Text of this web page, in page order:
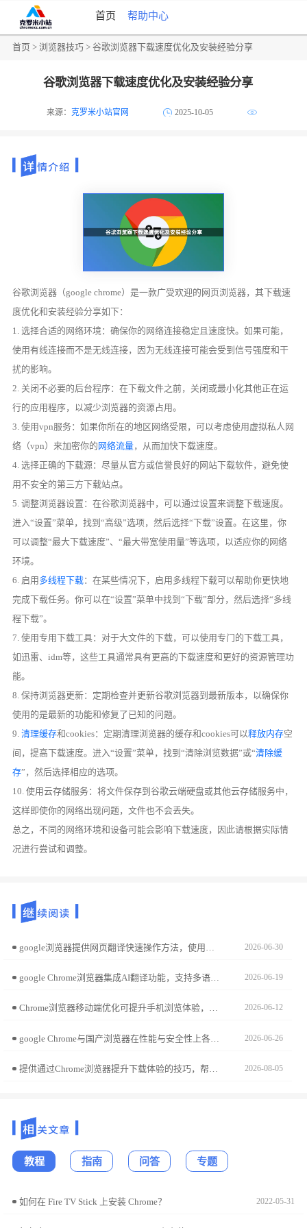
首页 帮助中心
首页 >浏览器技巧 > 谷歌浏览器下载速度优化及安装经验分享
谷歌浏览器下载速度优化及安装经验分享
来源：克罗米小站官网 2025-10-05
谷歌浏览器（google chrome）是一款广受欢迎的网页浏览器，其下载速
度优化和安装经验分享如下：
1. 选择合适的网络环境：确保你的网络连接稳定且速度快。如果可能，
使用有线连接而不是无线连接，因为无线连接可能会受到信号强度和干
扰的影响。
2. 关闭不必要的后台程序：在下载文件之前，关闭或最小化其他正在运
行的应用程序，以减少浏览器的资源占用。
3. 使用vpn服务：如果你所在的地区网络受限，可以考虑使用虚拟私人网
络（vpn）来加密你的 网络流量，从而加快下载速度。
4. 选择正确的下载源：尽量从官方或信誉良好的网站下载软件，避免使
用不安全的第三方下载站点。
5. 调整浏览器设置：在谷歌浏览器中，可以通过设置来调整下载速度。
进入“设置”菜单，找到“高级”选项，然后选择“下载”设置。在这里，你
可以调整“最大下载速度”、“最大带宽使用量”等选项，以适应你的网络
环境。
6. 启用 多线程下载：在某些情况下，启用多线程下载可以帮助你更快地
完成下载任务。你可以在“设置”菜单中找到“下载”部分，然后选择“多线
程下载”。
7. 使用专用下载工具：对于大文件的下载，可以使用专门的下载工具，
如迅雷、idm等，这些工具通常具有更高的下载速度和更好的资源管理功
能。
8. 保持浏览器更新：定期检查并更新谷歌浏览器到最新版本，以确保你
使用的是最新的功能和修复了已知的问题。
9.清理缓存和cookies：定期清理浏览器的缓存和cookies可以释放内存空
间，提高下载速度。进入“设置”菜单，找到“清除浏览数据”或“清除缓
存”，然后选择相应的选项。
10. 使用云存储服务：将文件保存到谷歌云端硬盘或其他云存储服务中，
这样即使你的网络出现问题，文件也不会丢失。
总之，不同的网络环境和设备可能会影响下载速度，因此请根据实际情
况进行尝试和调整。
google浏览器提供网页翻译快速操作方法，使用户能够轻松浏览不同语言的网页内容，实现多语言环境下高效阅读和信息获取。 2026-06-30
google Chrome浏览器集成AI翻译功能，支持多语言智能翻译。技巧分享帮助用户轻松跨语言交流。 2026-06-19
Chrome浏览器移动端优化可提升手机浏览体验，本教程讲解操作步骤。用户可改善网页加载速度，实现更顺畅的移动端使用体验。 2026-06-12
google Chrome与国产浏览器在性能与安全性上各有侧重。本文通过多维度性能对比，深度解析其在运存分配与安全防御上的技术优劣，助您评估其作为核心办公软件的潜力。 2026-06-26
2026-08-05
教程 指南 问答 专题
如何在 Fire TV Stick 上安装 Chrome？ 2022-05-31